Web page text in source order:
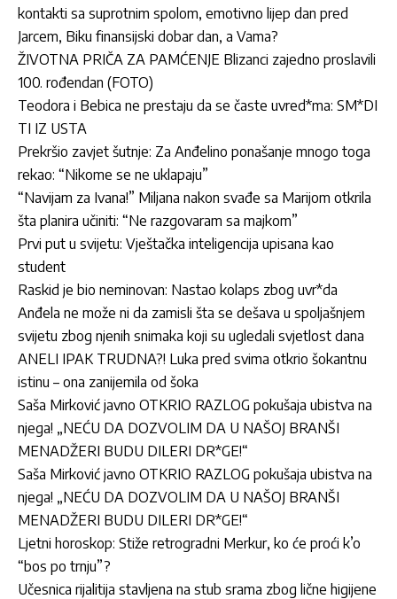
kontakti sa suprotnim spolom, emotivno lijep dan pred
Jarcem, Biku finansijski dobar dan, a Vama?
ŽIVOTNA PRIČA ZA PAMĆENJE Blizanci zajedno proslavili
100. rođendan (FOTO)
Teodora i Bebica ne prestaju da se časte uvred*ma: SM*DI
TI IZ USTA
Prekršio zavjet šutnje: Za Anđelino ponašanje mnogo toga
rekao: “Nikome se ne uklapaju”
“Navijam za Ivana!” Miljana nakon svađe sa Marijom otkrila
šta planira učiniti: “Ne razgovaram sa majkom”
Prvi put u svijetu: Vještačka inteligencija upisana kao
student
Raskid je bio neminovan: Nastao kolaps zbog uvr*da
Anđela ne može ni da zamisli šta se dešava u spoljašnjem
svijetu zbog njenih snimaka koji su ugledali svjetlost dana
ANELI IPAK TRUDNA?! Luka pred svima otkrio šokantnu
istinu – ona zanijemila od šoka
Saša Mirković javno OTKRIO RAZLOG pokušaja ubistva na
njega! „NEĆU DA DOZVOLIM DA U NAŠOJ BRANŠI
MENADŽERI BUDU DILERI DR*GE!“
Saša Mirković javno OTKRIO RAZLOG pokušaja ubistva na
njega! „NEĆU DA DOZVOLIM DA U NAŠOJ BRANŠI
MENADŽERI BUDU DILERI DR*GE!“
Ljetni horoskop: Stiže retrogradni Merkur, ko će proći k’o
“bos po trnju”?
Učesnica rijalitija stavljena na stub srama zbog lične higijene